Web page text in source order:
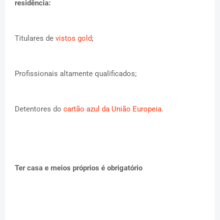
residência:
Titulares de vistos gold;
Profissionais altamente qualificados;
Detentores do cartão azul da União Europeia.
Ter casa e meios próprios é obrigatório